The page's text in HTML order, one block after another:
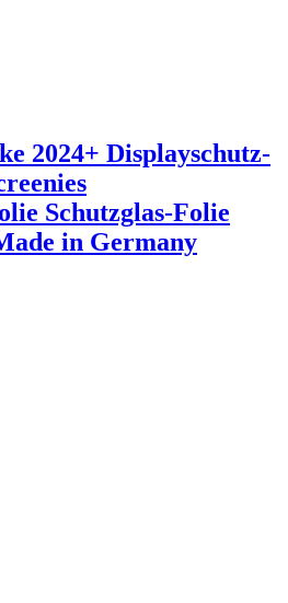
2024+ Displayschutz-
Schutzglas-Folie
in Germany